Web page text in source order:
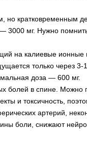
но кратковременным
3000 мг. Нужно
на калиевые ионные
только через 3-
доза — 600 мг.
болей в спине. Можно
и токсичность,
артерий,
боли, снижают